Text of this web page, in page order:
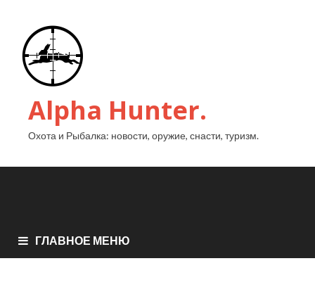
Alpha Hunter.
Охота и Рыбалка: новости, оружие, снасти, туризм.
ГЛАВНОЕ МЕНЮ